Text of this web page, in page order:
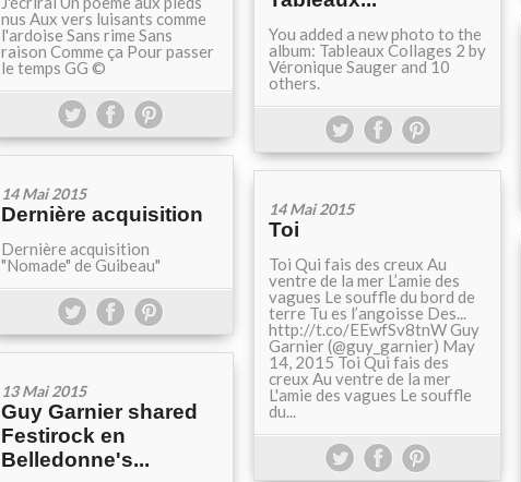
nus Aux vers luisants comme
l'ardoise Sans rime Sans
raison Comme ça Pour passer
le temps GG ©
You added a new photo to the
album: Tableaux Collages 2 by
Véronique Sauger and 10
others.
14 Mai 2015
Dernière acquisition
Dernière acquisition
"Nomade" de Guibeau"
14 Mai 2015
Toi
Toi Qui fais des creux Au
ventre de la mer L’amie des
vagues Le souffle du bord de
terre Tu es l’angoisse Des...
http://t.co/EEwfSv8tnW Guy
Garnier (@guy_garnier) May
14, 2015 Toi Qui fais des
creux Au ventre de la mer
L'amie des vagues Le souffle
du...
13 Mai 2015
Guy Garnier shared
Festirock en
Belledonne's...